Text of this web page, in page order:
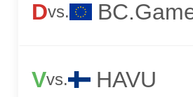
Dvs.
Vvs. HAVU